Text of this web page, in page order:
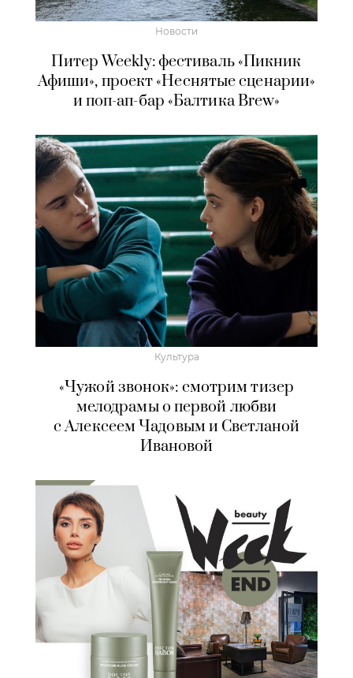
Новости
Питер Weekly: фестиваль «Пикник
Афиши», проект «Неснятые сценарии»
и поп-ап-бар «Балтика Brew»
Культура
«Чужой звонок»: смотрим тизер
мелодрамы о первой любви
с Алексеем Чадовым и Светланой
Ивановой